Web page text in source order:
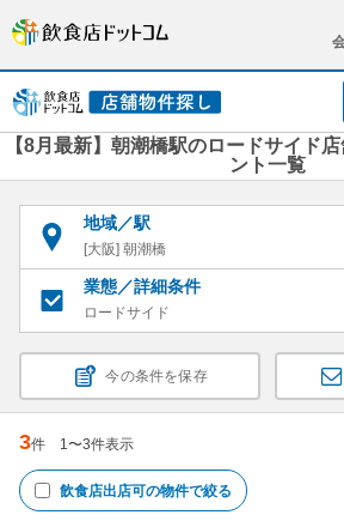
【8月最新】朝潮橋駅のロードサイド
ント一覧
地域／駅
[大阪] 朝潮橋
業態／詳細条件
ロードサイド
今の条件を保存
3件 1〜3件表示
飲食店出店可の物件で絞る